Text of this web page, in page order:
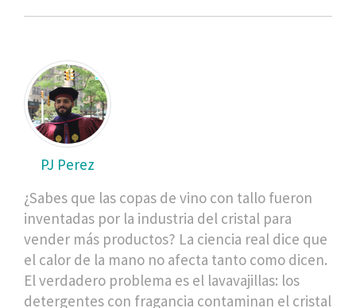
PJ Perez
¿Sabes que las copas de vino con tallo fueron
inventadas por la industria del cristal para
vender más productos? La ciencia real dice que
el calor de la mano no afecta tanto como dicen.
El verdadero problema es el lavavajillas: los
detergentes con fragancia contaminan el cristal